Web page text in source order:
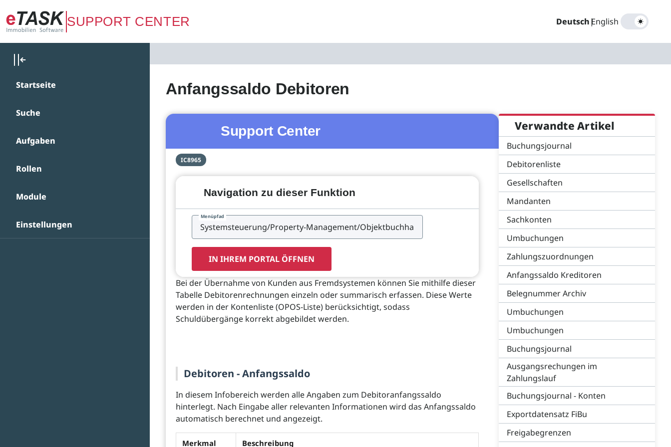
Zum Hauptinhalt springen
SUPPORT CENTER Deutsch|
English
Startseite
Suche
Aufgaben
Rollen
Module
Einstellungen
Anfangssaldo Debitoren
Support Center
IC8965
Navigation zu dieser Funktion
Menüpfad
IN IHREM PORTAL ÖFFNEN
Bei der Übernahme von Kunden aus Fremdsystemen können Sie mithilfe dieser
Tabelle Debitorenrechnungen einzeln oder summarisch erfassen. Diese Werte
werden in der Kontenliste (OPOS-Liste) berücksichtigt, sodass
Schuldübergänge korrekt abgebildet werden.
Debitoren - Anfangssaldo
In diesem Infobereich werden alle Angaben zum Debitoranfangssaldo
hinterlegt. Nach Eingabe aller relevanten Informationen wird das Anfangssaldo
automatisch berechnet und angezeigt.
Merkmal Beschreibung
Verwandte Artikel
Buchungsjournal
Debitorenliste
Gesellschaften
Mandanten
Sachkonten
Umbuchungen
Zahlungszuordnungen
Anfangssaldo Kreditoren
Belegnummer Archiv
Umbuchungen
Umbuchungen
Buchungsjournal
Ausgangsrechungen im
Zahlungslauf
Buchungsjournal - Konten
Exportdatensatz FiBu
Freigabegrenzen